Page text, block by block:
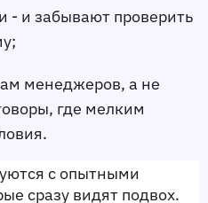
- и забывают проверить
менеджеров, а не
где мелким
с опытными
сразу видят подвох.